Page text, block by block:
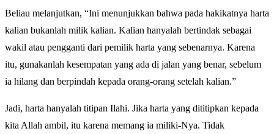
Beliau melanjutkan, “Ini menunjukkan bahwa pada hakikatnya harta
kalian bukanlah milik kalian. Kalian hanyalah bertindak sebagai
wakil atau pengganti dari pemilik harta yang sebenarnya. Karena
itu, gunakanlah kesempatan yang ada di jalan yang benar, sebelum
ia hilang dan berpindah kepada orang-orang setelah kalian.”
Jadi, harta hanyalah titipan Ilahi. Jika harta yang dititipkan kepada
kita Allah ambil, itu karena memang ia miliki-Nya. Tidak